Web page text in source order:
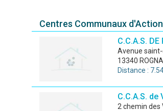
Centres Communaux
C.C.A.S. DE
avenue
13340
Distance :
C.C.A.S. de
2 chemin